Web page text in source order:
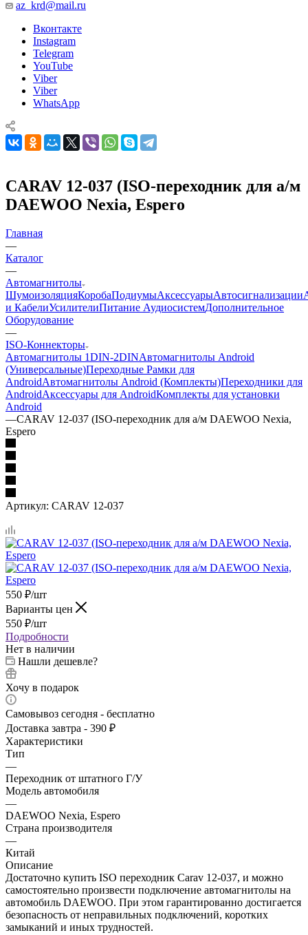
az_krd@mail.ru
Вконтакте
Instagram
Telegram
YouTube
Viber
Viber
WhatsApp
CARAV 12-037 (ISO-переходник для а/м
DAEWOO Nexia, Espero
Главная
—
Каталог
—
Автомагнитолы
ШумоизоляцияКоробаПодиумыАксессуарыАвтосигнализации
и КабелиУсилителиПитание АудиосистемДополнительное
Оборудование
—
ISO-Коннекторы
Автомагнитолы 1DIN-2DINАвтомагнитолы Android
(Универсальные)Переходные Рамки для
AndroidАвтомагнитолы Android (Комплекты)Переходники для
AndroidАксессуары для AndroidКомплекты для установки
Android
—CARAV 12-037 (ISO-переходник для а/м DAEWOO Nexia,
Espero
Артикул: CARAV 12-037
550 ₽/шт
Варианты цен
550 ₽/шт
Подробности
Нет в наличии
Нашли дешевле?
Хочу в подарок
Самовывоз сегодня - бесплатно
Доставка завтра - 390 ₽
Характеристики
Тип
—
Переходник от штатного Г/У
Модель автомобиля
—
DAEWOO Nexia, Espero
Страна производителя
—
Китай
Описание
Достаточно купить ISO переходник Carav 12-037, и можно
самостоятельно произвести подключение автомагнитолы на
автомобиль DAEWOO. При этом гарантированно достигается
безопасность от неправильных подключений, коротких
замыканий и иных трудностей.